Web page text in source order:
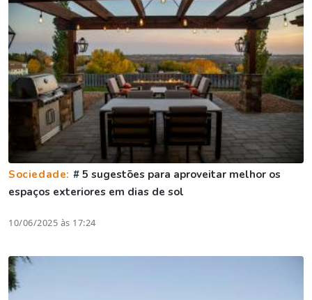
Sociedade: # 5 sugestões para aproveitar melhor os
espaços exteriores em dias de sol
10/06/2025 às 17:24